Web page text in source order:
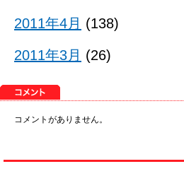
2011年4月 (138)
2011年3月 (26)
コメントがありません。